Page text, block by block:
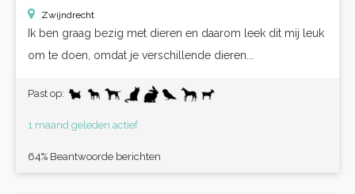
Zwijndrecht
Ik ben graag bezig met dieren en daarom leek dit mij leuk
om te doen, omdat je verschillende dieren...
Past op:
1 maand geleden actief
64% Beantwoorde berichten